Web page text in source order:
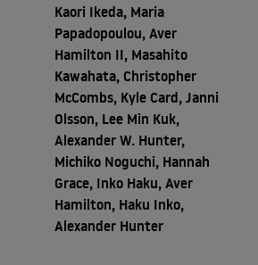
Kaori Ikeda, Maria
Papadopoulou, Aver
Hamilton II, Masahito
Kawahata, Christopher
McCombs, Kyle Card, Janni
Olsson, Lee Min Kuk,
Alexander W. Hunter,
Michiko Noguchi, Hannah
Grace, Inko Haku, Aver
Hamilton, Haku Inko,
Alexander Hunter